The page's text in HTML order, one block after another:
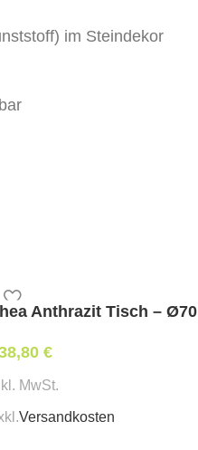
im Steindekor
Anthrazit Tisch – Ø70
€
MwSt.
Versandkosten